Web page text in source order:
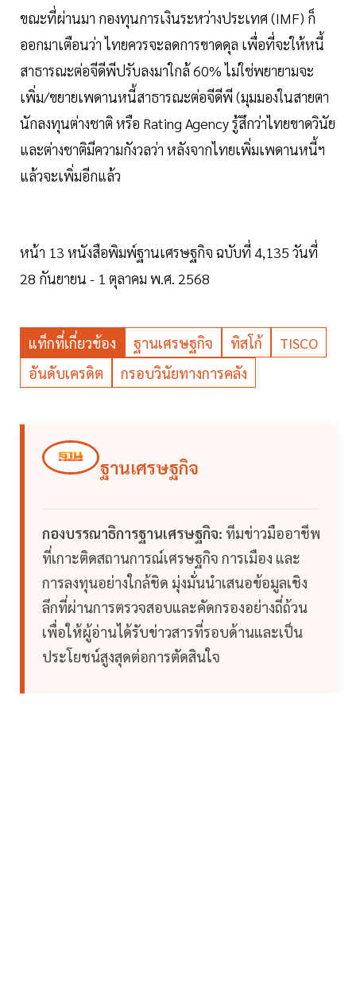
ขณะที่ผ่านมา กองทุนการเงินระหว่างประเทศ (IMF) ก็
ออกมาเตือนว่า ไทยควรจะลดการขาดดุล เพื่อที่จะให้หนี้
สาธารณะต่อจีดีพีปรับลงมาใกล้ 60% ไม่ใช่พยายามจะ
เพิ่ม/ขยายเพดานหนี้สาธารณะต่อจีดีพี (มุมมองในสายตา
นักลงทุนต่างชาติ หรือ Rating Agency รู้สึกว่าไทยขาดวินัย
และต่างชาติมีความกังวลว่า หลังจากไทยเพิ่มเพดานหนี้ฯ
แล้วจะเพิ่มอีกแล้ว
หน้า 13 หนังสือพิมพ์ฐานเศรษฐกิจ ฉบับที่ 4,135 วันที่
28 กันยายน - 1 ตุลาคม พ.ศ. 2568
แท็กที่เกี่ยวข้อง ฐานเศรษฐกิจ ทิสโก้
TISCO
อันดับเครดิต
กรอบวินัยทางการคลัง
ฐานเศรษฐกิจ
กองบรรณาธิการฐานเศรษฐกิจ: ทีมข่าวมืออาชีพ
ที่เกาะติดสถานการณ์เศรษฐกิจ การเมือง และ
การลงทุนอย่างใกล้ชิด มุ่งมั่นนำเสนอข้อมูลเชิง
ลึกที่ผ่านการตรวจสอบและคัดกรองอย่างถี่ถ้วน
เพื่อให้ผู้อ่านได้รับข่าวสารที่รอบด้านและเป็น
ประโยชน์สูงสุดต่อการตัดสินใจ